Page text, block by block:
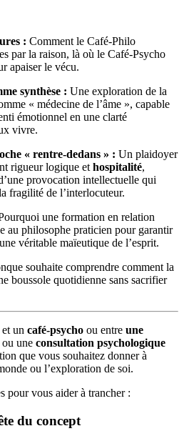
: Comment le Café-Philo
par la raison, là où le Café-Psycho
apaiser le vécu.
synthèse : Une exploration de la
« médecine de l’âme », capable
émotionnel en une clarté
vivre.
« rentre-dedans » : Un plaidoyer
rigueur logique et hospitalité,
provocation intellectuelle qui
fragilité de l’interlocuteur.
une formation en relation
au philosophe praticien pour garantir
véritable maïeutique de l’esprit.
souhaite comprendre comment la
boussole quotidienne sans sacrifier
et un café-psycho ou entre une
ou une consultation psychologique
que vous souhaitez donner à
ou l’exploration de soi.
pour vous aider à trancher :
du concept